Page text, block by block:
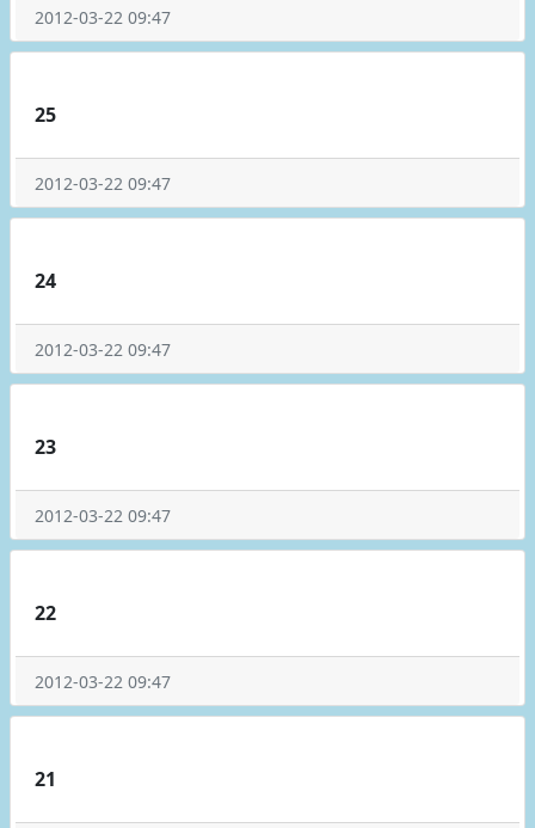
2012-03-22 09:47
25
2012-03-22 09:47
24
2012-03-22 09:47
23
2012-03-22 09:47
22
2012-03-22 09:47
21